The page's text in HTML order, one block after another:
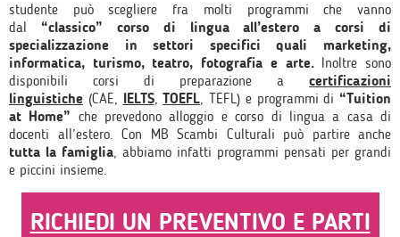
studente può scegliere fra molti programmi che vanno
dal “classico” corso di lingua all’estero a corsi di
specializzazione in settori specifici quali marketing,
informatica, turismo, teatro, fotografia e arte.Inoltre sono
disponibili corsi di preparazione a certificazioni
linguistiche (CAE, IELTS,TOEFL, TEFL) e programmi di “Tuition
at Home” che prevedono alloggio e corso di lingua a casa di
docenti all’estero. Con MB Scambi Culturali può partire anche
tutta la famiglia, abbiamo infatti programmi pensati per grandi
e piccini insieme.
RICHIEDI UN PREVENTIVO E PARTI